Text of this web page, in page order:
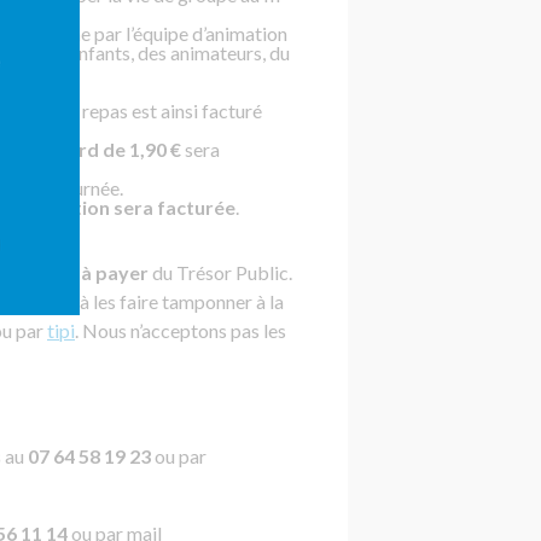
semaine par l’équipe d’animation
d’enfants, des animateurs, du
le prix du repas est ainsi facturé
de retard de 1,90 € sera
à la journée.
réservation sera facturée.
somme à payer du Trésor Public.
(pensez à les faire tamponner à la
partipi. Nous n’acceptons pas les
07 64 58 19 23 ou par
11 14 ou par mail